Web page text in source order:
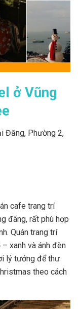
ở Vũng
Đăng, Phường 2,
cafe trang trí
đãng, rất phù hợp
Quán trang trí
xanh và ánh đèn
lý tưởng để thư
theo cách